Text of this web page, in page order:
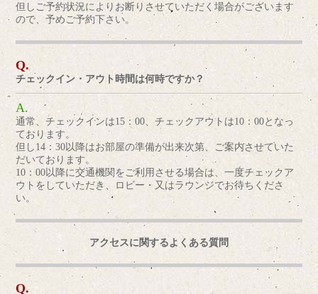
但しご予約状況によりお断りさせていただく場合がございます
ので、予めご予約下さい。
チェックイン・アウト時間は何時ですか？
通常、チェックインは15：00、チェックアウトは10：00となっ
ております。
但し14：30以降はお部屋の準備が出来次第、ご案内させていた
だいております。
10：00以降に交通機関をご利用させる場合は、一度チェックア
ウトをしていただき、ロビー・又はラウンジでお待ちくださ
い。
アクセスに関するよくある質問